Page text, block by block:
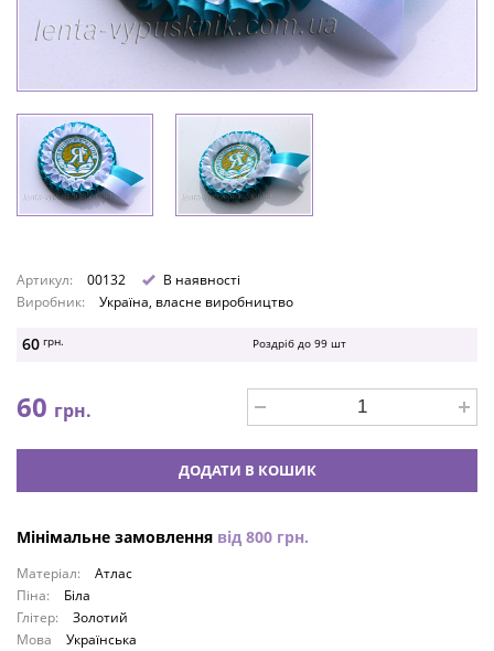
Артикул: 00132
В наявності
Виробник:
Україна, власне виробництво
60 грн. Роздріб до 99 шт
60 грн.
ДОДАТИ В КОШИК
Мінімальне замовлення від 800 грн.
Матеріал:
Атлас
Піна:
Біла
Глітер:
Золотий
Мова
Українська